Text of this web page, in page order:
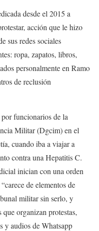
desde el 2015 a
acción que le hizo
sus redes sociales
ropa, zapatos, libros,
personalmente en Ramo
de reclusión
funcionarios de la
Militar (Dgcim) en el
cuando iba a viajar a
contra una Hepatitis C.
inician con una orden
de elementos de
militar sin serlo, y
organizan protestas,
y audios de Whatsapp